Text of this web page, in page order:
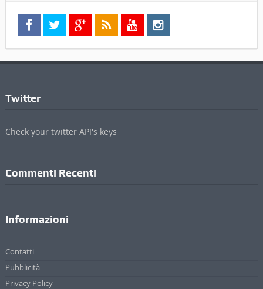
Twitter
Check your twitter API's keys
Commenti Recenti
Informazioni
Contatti
Pubblicità
Privacy Policy